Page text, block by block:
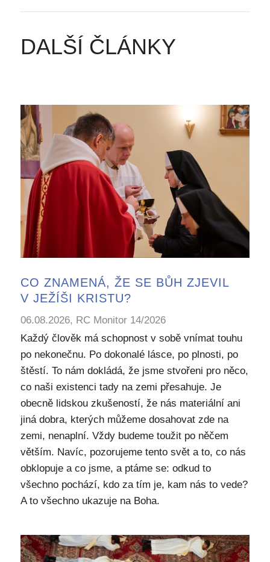
DALŠÍ ČLÁNKY
CO ZNAMENÁ, ŽE SE BŮH ZJEVIL
V JEŽÍŠI KRISTU?
06.08.2026, RC Monitor 14/2026
Každý člověk má schopnost v sobě vnímat touhu
po nekonečnu. Po dokonalé lásce, po plnosti, po
štěstí. To nám dokládá, že jsme stvořeni pro něco,
co naši existenci tady na zemi přesahuje. Je
obecně lidskou zkušeností, že nás materiální ani
jiná dobra, kterých můžeme dosahovat zde na
zemi, nenaplní. Vždy budeme toužit po něčem
větším. Navíc, pozorujeme tento svět a to, co nás
obklopuje a co jsme, a ptáme se: odkud to
všechno pochází, kdo za tím je, kam nás to vede?
A to všechno ukazuje na Boha.